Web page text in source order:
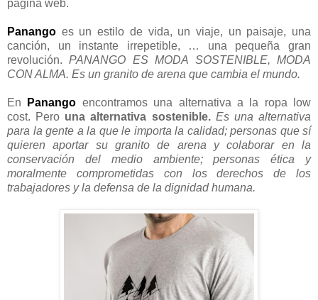
página web.
Panango es un estilo de vida, un viaje, un paisaje, una
canción, un instante irrepetible, … una pequeña gran
revolución.PANANGO ES MODA SOSTENIBLE, MODA
CON ALMA. Es un granito de arena que cambia el mundo.
En Panango encontramos una alternativa a la ropa low
cost. Pero una alternativa sostenible. Es una alternativa
para la gente a la que le importa la calidad; personas que sí
quieren aportar su granito de arena y colaborar en la
conservación del medio ambiente; personas ética y
moralmente comprometidas con los derechos de los
trabajadores y la defensa de la dignidad humana.